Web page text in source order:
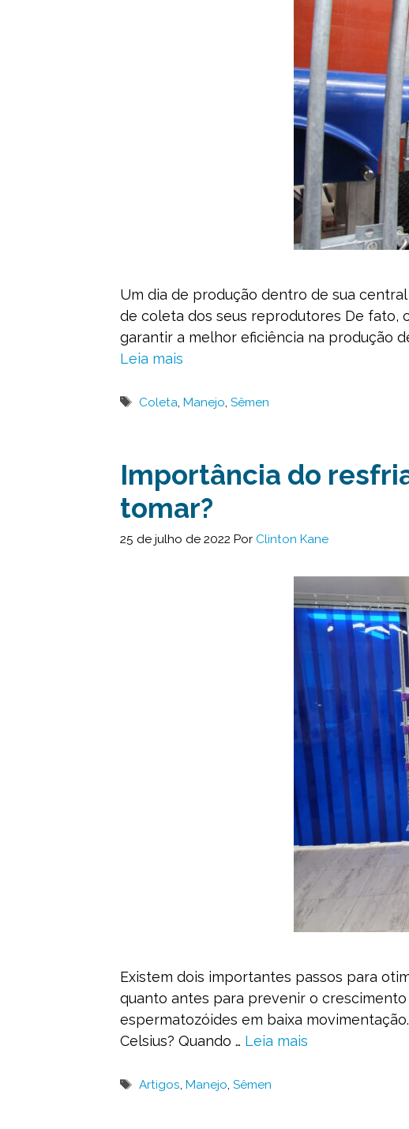
Um dia de produção dentro de sua
de coleta dos seus reprodutores De fato,
garantir a melhor eficiência na produção
Leia mais
Tags
Coleta,Manejo,Sêmen
Importância do
tomar?
25 de julho de 2022 Por Clinton Kane
Existem dois importantes passos para
quanto antes para prevenir o
espermatozóides em baixa
Celsius? Quando … Leia mais
Tags
Artigos,Manejo,Sêmen